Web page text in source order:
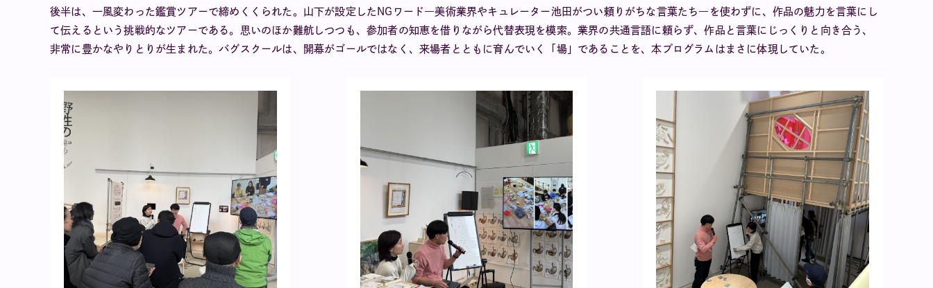
後半は、一風変わった鑑賞ツアーで締めくくられた。山下が設定したNGワード―美術業界やキュレーター池田がつい頼りがちな言葉たち―を使わずに、作品の魅力を言葉にし
て伝えるという挑戦的なツアーである。思いのほか難航しつつも、参加者の知恵を借りながら代替表現を模索。業界の共通言語に頼らず、作品と言葉にじっくりと向き合う、
非常に豊かなやりとりが生まれた。バグスクールは、開幕がゴールではなく、来場者とともに育んでいく「場」であることを、本プログラムはまさに体現していた。